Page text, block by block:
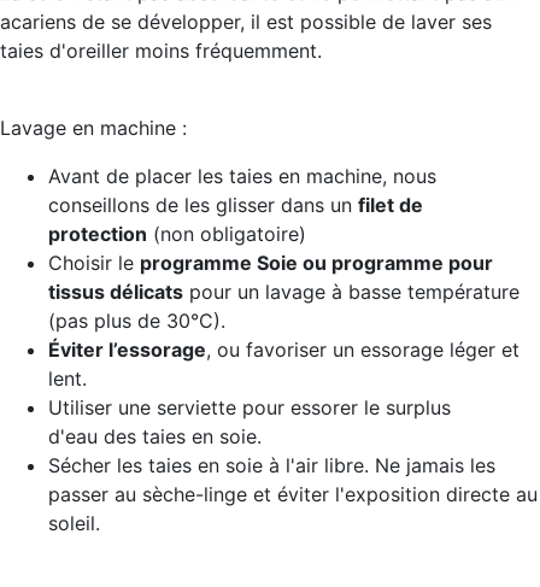
acariens de se développer, il est possible de laver ses
taies d'oreiller moins fréquemment.
Lavage en machine :
Avant de placer les taies en machine, nous
conseillons de les glisser dans un filet de
protection (non obligatoire)
Choisir le programme Soie ou programme pour
tissus délicats pour un lavage à basse température
(pas plus de 30°C).
Éviter l’essorage, ou favoriser un essorage léger et
lent.
Utiliser une serviette pour essorer le surplus
d'eau des taies en soie.
Sécher les taies en soie à l'air libre. Ne jamais les
passer au sèche-linge et éviter l'exposition directe au
soleil.